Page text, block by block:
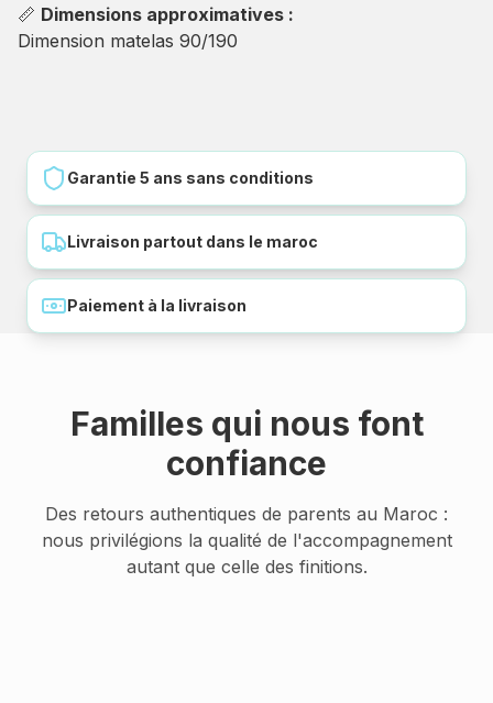
📏 Dimensions approximatives :
Dimension matelas 90/190
Garantie 5 ans sans conditions
Livraison partout dans le maroc
Paiement à la livraison
Familles qui nous font
confiance
Des retours authentiques de parents au Maroc :
nous privilégions la qualité de l'accompagnement
autant que celle des finitions.